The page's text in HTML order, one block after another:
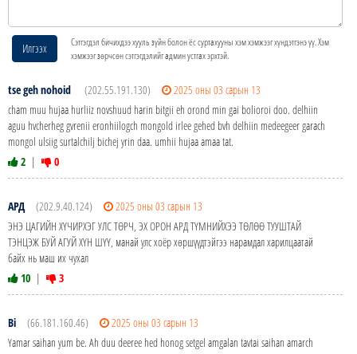
Илгээх
Сэтгэгдэл бичихдээ хууль зүйн болон ёс суртахууны хэм хэмжээг хүндэтгэнэ үү. Хэм
хэмжээг зөрчсөн сэтгэгдэлийг админ устгах эрхтэй.
tse geh nohoid (202.55.191.130)
2025 оны 03 сарын 13
cham muu hujaa hurliiz novshuud harin bitgii eh orond min gai bolioroi doo. delhiin
aguu hvcherheg gvrenii eronhiilogch mongold irlee gehed bvh delhiin medeegeer garach
mongol ulsiig surtalchilj bichej yrin daa. umhii hujaa amaa tat.
2 | 0
АРД (202.9.40.124)
2025 оны 03 сарын 13
ЭНЭ ЦАГИЙН ХҮЧИРХЭГ УЛС ТӨРЧ, ЭХ ОРОН АРД ТҮМНИЙХЭЭ ТӨЛӨӨ ТУУШТАЙ
ТЭНЦЭЖ БУЙ АГУЙ ХҮН ШҮҮ, манай улс хоёр хөршүүдтэйгээ нарамдал харилцаатай
байх нь маш их чухал
10 | 3
Bi (66.181.160.46)
2025 оны 03 сарын 13
Yamar saihan yum be. Ah duu deeree hed honog setgel amgalan tavtai saihan amarch